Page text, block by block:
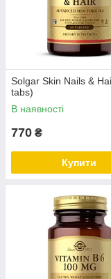
Solgar Skin Nails &
tabs)
В наявності
770 ₴
Купити